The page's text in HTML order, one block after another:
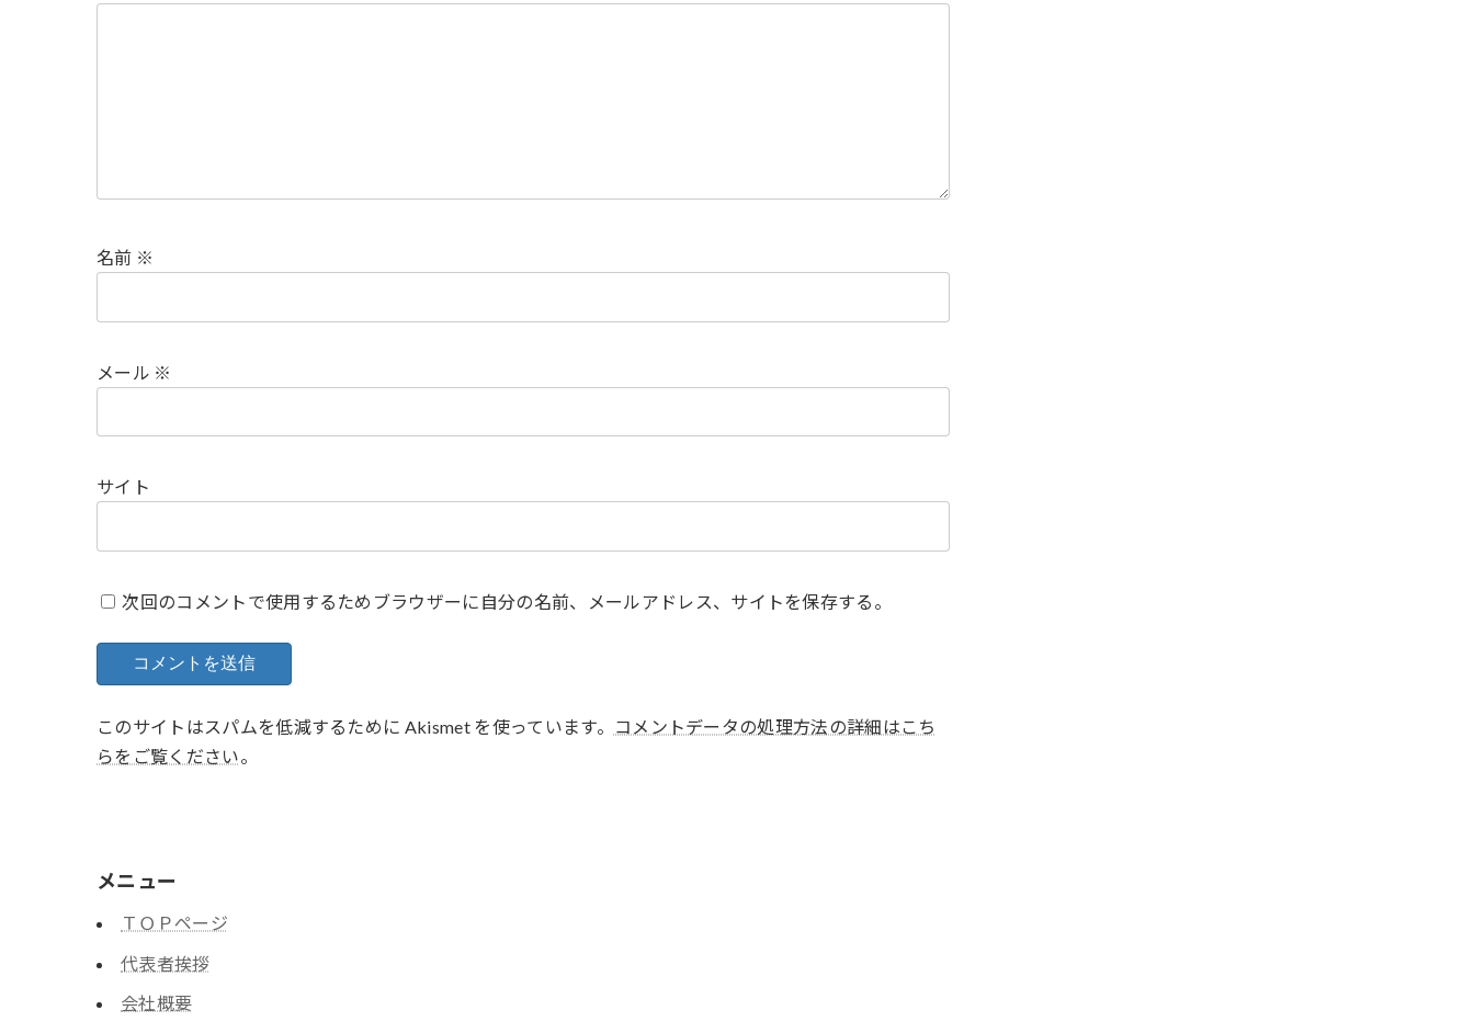
名前 ※
メール ※
サイト
次回のコメントで使用するためブラウザーに自分の名前、メールアドレス、サイトを保存する。
このサイトはスパムを低減するために Akismet を使っています。
コメントデータの処理方法の詳細はこち
らをご覧ください。
メニュー
ＴＯＰページ
代表者挨拶
会社概要